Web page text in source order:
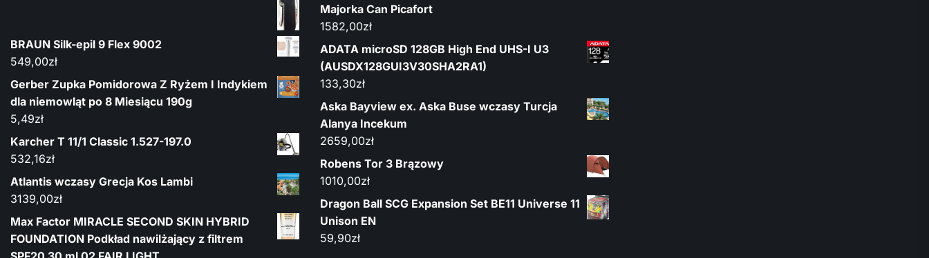
BRAUN Silk-epil 9 Flex 9002
549,00zł
Gerber Zupka Pomidorowa Z Ryżem I Indykiem
dla niemowląt po 8 Miesiącu 190g
5,49zł
Karcher T 11/1 Classic 1.527-197.0
532,16zł
Atlantis wczasy Grecja Kos Lambi
3139,00zł
Max Factor MIRACLE SECOND SKIN HYBRID
FOUNDATION Podkład nawilżający z filtrem
Majorka Can Picafort
1582,00zł
ADATA microSD 128GB High End UHS-I U3
(AUSDX128GUI3V30SHA2RA1)
133,30zł
Aska Bayview ex. Aska Buse wczasy Turcja
Alanya Incekum
2659,00zł
Robens Tor 3 Brązowy
1010,00zł
Dragon Ball SCG Expansion Set BE11 Universe 11
Unison EN
59,90zł